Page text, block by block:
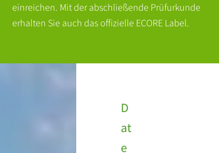
einreichen. Mit der abschließende Prüfurkunde
erhalten Sie auch das offizielle ECORE Label.
D
at
e